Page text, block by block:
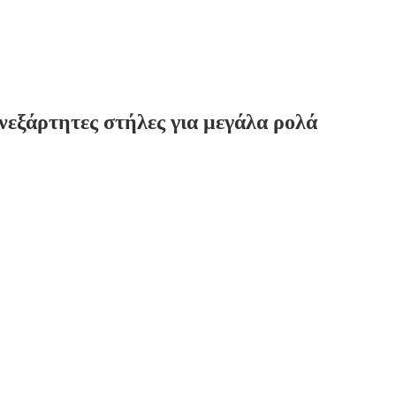
διάτρησης
120-150 χιλιοστά